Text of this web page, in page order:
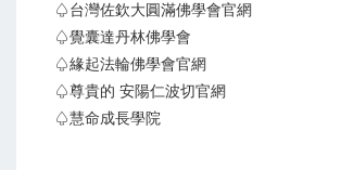
♤台灣佐欽大圓滿佛學會官網
♤覺囊達丹林佛學會
♤緣起法輪佛學會官網
♤尊貴的 安陽仁波切官網
♤慧命成長學院